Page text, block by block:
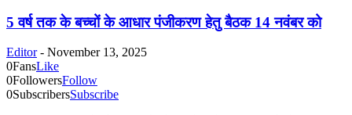
5 वर्ष तक के बच्चों के आधार पंजीकरण हेतु बैठक 14 नवंबर को
Editor - November 13, 2025
0FansLike
0FollowersFollow
0SubscribersSubscribe